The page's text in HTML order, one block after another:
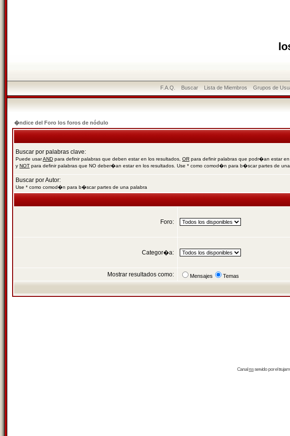
F.A.Q. Buscar Lista de Miembros Grupos de
�ndice del Foro los foros de nódulo
Buscar por palabras clave:
Puede usarAND para definir palabras que deben estar en los resultados, OR para definir palabras que podr�an estar
y NOT para definir palabras que NO deber�an estar en los resultados. Use * como comod�n para b�scar partes de
Buscar por Autor:
Use * como comod�n para b�scar partes de una palabra
Foro:
Categor�a:
Mostrar resultados como: Mensajes Temas
Canalrssservido por el